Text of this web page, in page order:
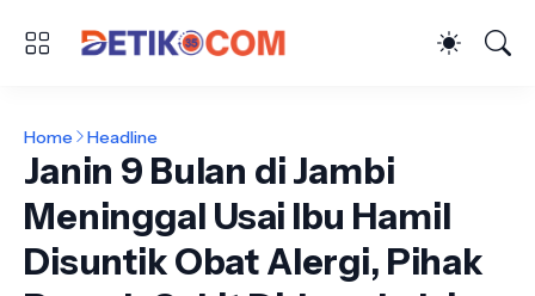
Home Headline
Janin 9 Bulan di Jambi
Meninggal Usai Ibu Hamil
Disuntik Obat Alergi, Pihak